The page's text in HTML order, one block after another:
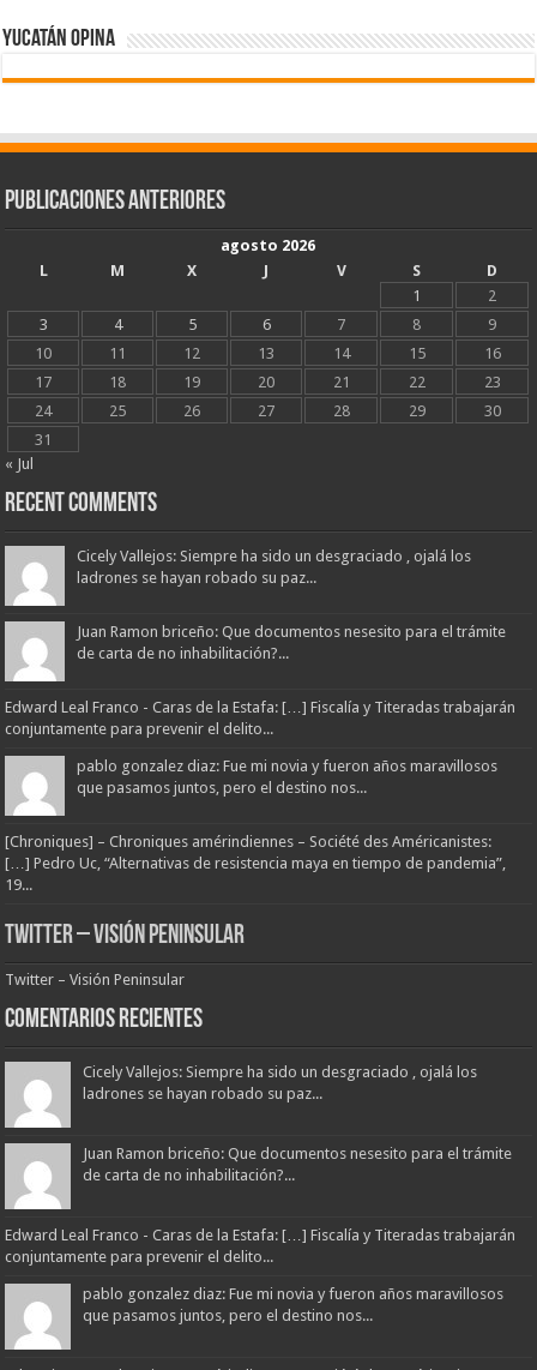
Yucatán Opina
Publicaciones Anteriores
agosto 2026
L
M X J V S
D
1
2
3
4 5 6 7 8
9
10
11 12 13 14 15
16
17
18 19 20 21 22
23
24
25 26 27 28 29
30
31
« Jul
Recent Comments
Cicely Vallejos: Siempre ha sido un desgraciado , ojalá los
ladrones se hayan robado su paz...
Juan Ramon briceño: Que documentos nesesito para el trámite
de carta de no inhabilitación?...
Edward Leal Franco - Caras de la Estafa: […] Fiscalía y Titeradas trabajarán
conjuntamente para prevenir el delito...
pablo gonzalez diaz: Fue mi novia y fueron años maravillosos
que pasamos juntos, pero el destino nos...
[Chroniques] – Chroniques amérindiennes – Société des Américanistes:
[…] Pedro Uc, “Alternativas de resistencia maya en tiempo de pandemia”,
19...
Twitter – Visión Peninsular
Twitter – Visión Peninsular
Comentarios Recientes
Cicely Vallejos: Siempre ha sido un desgraciado , ojalá los
ladrones se hayan robado su paz...
Juan Ramon briceño: Que documentos nesesito para el trámite
de carta de no inhabilitación?...
Edward Leal Franco - Caras de la Estafa: […] Fiscalía y Titeradas trabajarán
conjuntamente para prevenir el delito...
pablo gonzalez diaz: Fue mi novia y fueron años maravillosos
que pasamos juntos, pero el destino nos...